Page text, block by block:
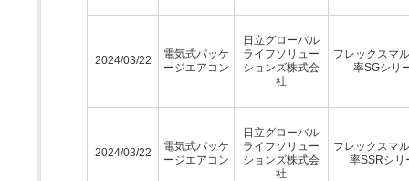
2024/03/22
電気式パッケ
ージエアコン
日立グローバル
ライフソリュー
ションズ株式会
社
フレックスマ
率SGシリ
2024/03/22
電気式パッケ
ージエアコン
日立グローバル
ライフソリュー
ションズ株式会
社
フレックスマ
率SSRシリ